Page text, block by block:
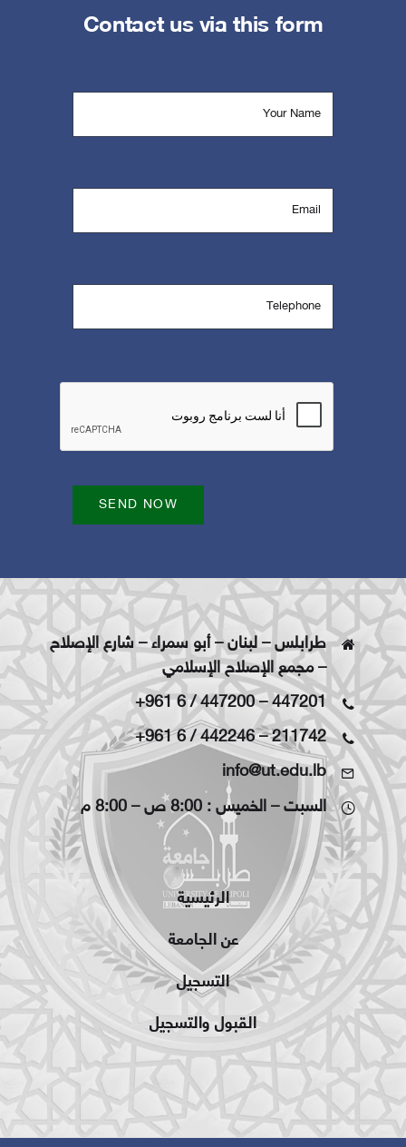
Contact us via this form
SEND NOW
طرابلس – لبنان – أبو سمراء – شارع الإصلاح
– مجمع الإصلاح الإسلامي
+961 6 / 447200–447201
+961 6 / 442246–211742
info@ut.edu.lb
السبت – الخميس : 8:00 ص – 8:00 م
الرئيسية
عن الجامعة
التسجيل
القبول والتسجيل